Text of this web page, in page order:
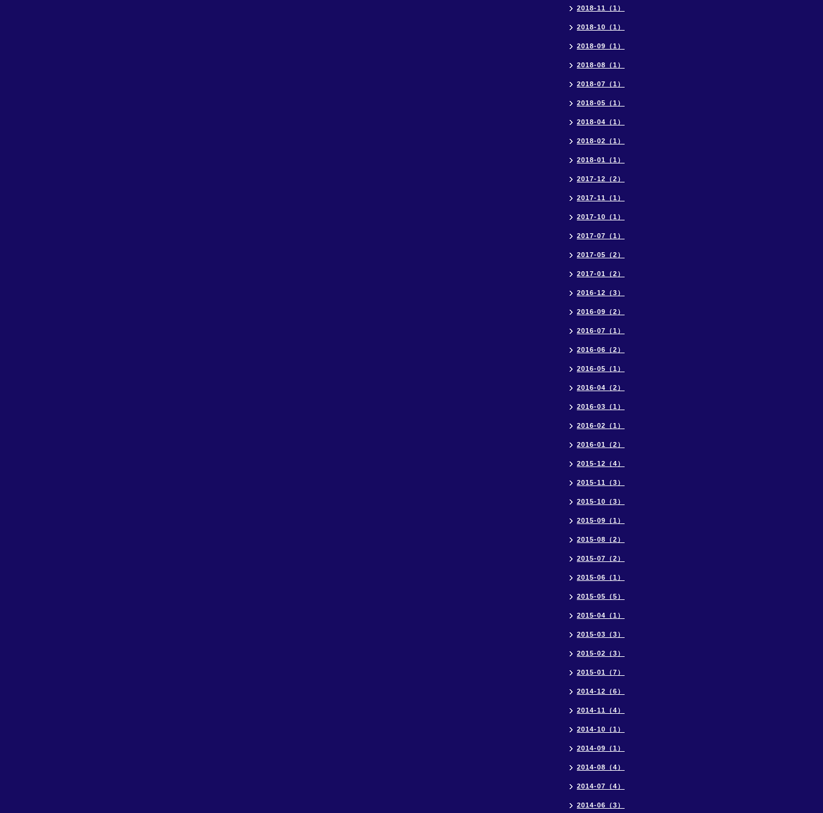
2018-11（1）
2018-10（1）
2018-09（1）
2018-08（1）
2018-07（1）
2018-05（1）
2018-04（1）
2018-02（1）
2018-01（1）
2017-12（2）
2017-11（1）
2017-10（1）
2017-07（1）
2017-05（2）
2017-01（2）
2016-12（3）
2016-09（2）
2016-07（1）
2016-06（2）
2016-05（1）
2016-04（2）
2016-03（1）
2016-02（1）
2016-01（2）
2015-12（4）
2015-11（3）
2015-10（3）
2015-09（1）
2015-08（2）
2015-07（2）
2015-06（1）
2015-05（5）
2015-04（1）
2015-03（3）
2015-02（3）
2015-01（7）
2014-12（6）
2014-11（4）
2014-10（1）
2014-09（1）
2014-08（4）
2014-07（4）
2014-06（3）